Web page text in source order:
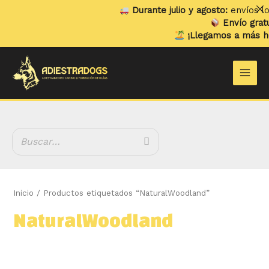
Inicio / Productos etiquetados “NaturalWoodland”
NaturalWoodland
Durante julio y agosto:envíos
Envío
¡Llegamos a más